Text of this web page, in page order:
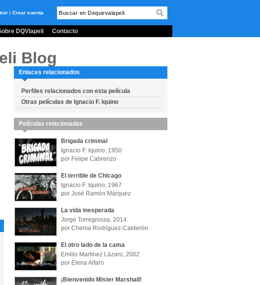
| Crear cuenta
DQVlapeli Contacto
Blog
Enlaces relacionados
Perfiles relacionados con esta película
Otras películas de Ignacio F. Iquino
Películas relacionadas
Brigada criminal
Ignacio F. Iquino, 1950
por Felipe Cabrerizo
El terrible de Chicago
Ignacio F. Iquino, 1967
por José Ramón Márquez
La vida inesperada
Jorge Torregrossa, 2014
por Chema Rodríguez-Calderón
El otro lado de la cama
Emilio Martínez Lázaro, 2002
por Elena Alfaro
¡Bienvenido Mister Marshall!